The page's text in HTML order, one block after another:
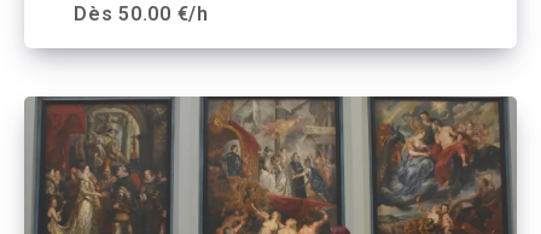
Dès 50.00 €/h